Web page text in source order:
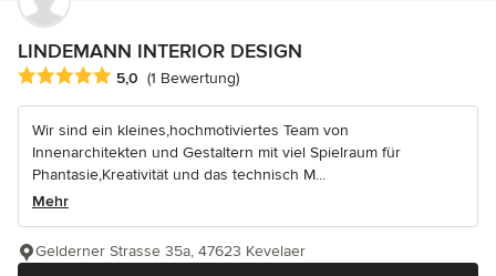
LINDEMANN INTERIOR DESIGN
Durchschnittliche Bewertung: 5 von 5 Sternen
5,0 (1 Bewertung)
Wir sind ein kleines,hochmotiviertes Team von
Innenarchitekten und Gestaltern mit viel Spielraum für
Phantasie,Kreativität und das technisch M...
Mehr
Gelderner Strasse 35a, 47623 Kevelaer